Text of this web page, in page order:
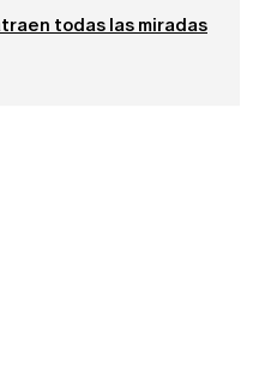
todas las miradas